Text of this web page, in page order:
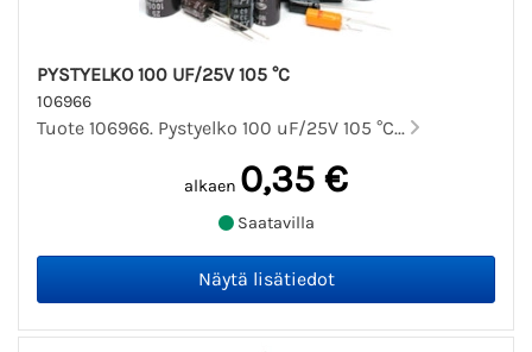
PYSTYELKO 100 UF/25V 105 °C
106966
Tuote 106966. Pystyelko 100 uF/25V 105 °C...
alkaen 0,35 €
Saatavilla